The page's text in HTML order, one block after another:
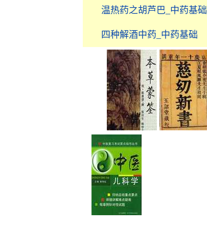
温热药之胡芦巴_中药基础
四种解酒中药_中药基础